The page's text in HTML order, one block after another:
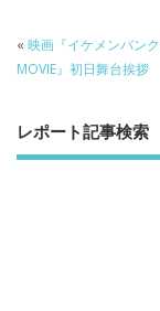
b
o
o
k
er
« 映画『イケメンバン
MOVIE』初日舞台挨拶
レポート記事検索